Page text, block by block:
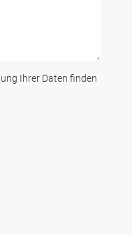
Ihrer Daten finden